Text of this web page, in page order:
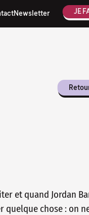
Newsletter JE
et quand Jordan
quelque chose : on